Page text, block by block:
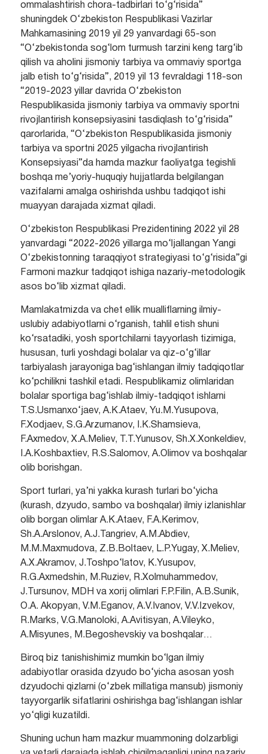
ommalashtirish chora-tadbirlari to‘g‘risida”
shuningdek O‘zbekiston Respublikasi Vazirlar
Mahkamasining 2019 yil 29 yanvardagi 65-son
“O‘zbekistonda sog‘lom turmush tarzini keng targ‘ib
qilish va aholini jismoniy tarbiya va ommaviy sportga
jalb etish to‘g‘risida”, 2019 yil 13 fevraldagi 118-son
“2019-2023 yillar davrida O‘zbekiston
Respublikasida jismoniy tarbiya va ommaviy sportni
rivojlantirish konsepsiyasini tasdiqlash to‘g‘risida”
qarorlarida, “O‘zbekiston Respublikasida jismoniy
tarbiya va sportni 2025 yilgacha rivojlantirish
Konsepsiyasi”da hamda mazkur faoliyatga tegishli
boshqa me’yoriy-huquqiy hujjatlarda belgilangan
vazifalarni amalga oshirishda ushbu tadqiqot ishi
muayyan darajada xizmat qiladi.
O‘zbekiston Respublikasi Prezidentining 2022 yil 28
yanvardagi “2022-2026 yillarga mo‘ljallangan Yangi
O‘zbekistonning taraqqiyot strategiyasi to‘g‘risida”gi
Farmoni mazkur tadqiqot ishiga nazariy-metodologik
asos bo‘lib xizmat qiladi.
Mamlakatmizda va chet ellik mualliflarning ilmiy-
uslubiy adabiyotlarni o‘rganish, tahlil etish shuni
ko‘rsatadiki, yosh sportchilarni tayyorlash tizimiga,
hususan, turli yoshdagi bolalar va qiz-o‘g‘illar
tarbiyalash jarayoniga bag‘ishlangan ilmiy tadqiqotlar
ko‘pchilikni tashkil etadi. Respublikamiz olimlaridan
bolalar sportiga bag‘ishlab ilmiy-tadqiqot ishlarni
T.S.Usmanxo‘jaev, A.K.Ataev, Yu.M.Yusupova,
F.Xodjaev, S.G.Arzumanov, I.K.Shamsieva,
F.Axmedov, X.A.Meliev, T.T.Yunusov, Sh.X.Xonkeldiev,
I.A.Koshbaxtiev, R.S.Salomov, A.Olimov va boshqalar
olib borishgan.
Sport turlari, ya’ni yakka kurash turlari bo‘yicha
(kurash, dzyudo, sambo va boshqalar) ilmiy izlanishlar
olib borgan olimlar A.K.Ataev, F.A.Kerimov,
Sh.A.Arslonov, A.J.Tangriev, A.M.Abdiev,
M.M.Maxmudova, Z.B.Boltaev, L.P.Yugay, X.Meliev,
A.X.Akramov, J.Toshpo‘latov, K.Yusupov,
R.G.Axmedshin, M.Ruziev, R.Xolmuhammedov,
J.Tursunov, MDH va xorij olimlari F.P.Filin, A.B.Sunik,
O.A. Akopyan, V.M.Eganov, A.V.Ivanov, V.V.Izvekov,
R.Marks, V.G.Manoloki, A.Avitisyan, A.Vileyko,
A.Misyunes, M.Begoshevskiy va boshqalar…
Biroq biz tanishishimiz mumkin bo‘lgan ilmiy
adabiyotlar orasida dzyudo bo‘yicha asosan yosh
dzyudochi qizlarni (o‘zbek millatiga mansub) jismoniy
tayyorgarlik sifatlarini oshirishga bag‘ishlangan ishlar
yo‘qligi kuzatildi.
Shuning uchun ham mazkur muammoning dolzarbligi